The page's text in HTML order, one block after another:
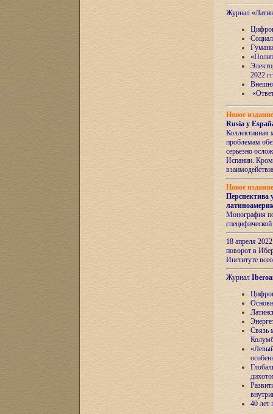
Журнал
2022
Новое
Rusia y
Коллективная
проблемам
серьезно
Испании.
Новое
Перспектива
Монография
18 апреля
поворот в
Институте
Журнал
Связь
40 лет